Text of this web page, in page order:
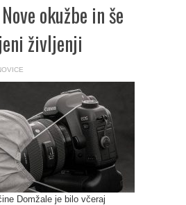
okužbe in še
življenji
Domžale je bilo včeraj